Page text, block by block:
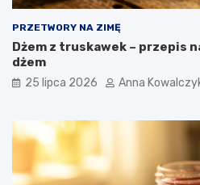
PRZETWORY NA ZIMĘ
Dżem z truskawek – przepis
dżem
25 lipca 2026 Anna